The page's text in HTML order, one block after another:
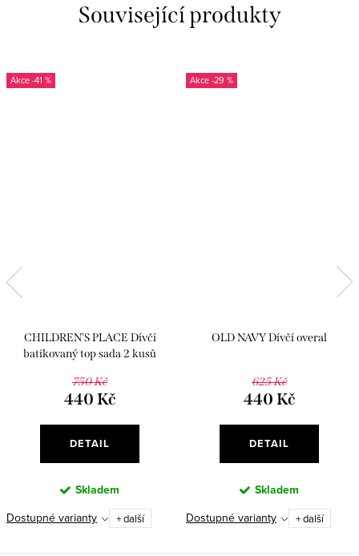
Související produkty
-41 %
CHILDREN'S PLACE Dívčí
batikovaný top sada 2 kusů
750 Kč
440 Kč
DETAIL
Skladem
Dostupné varianty
+ další
-29 %
OLD NAVY Dívčí overal
625 Kč
440 Kč
DETAIL
Skladem
Dostupné varianty
+ další